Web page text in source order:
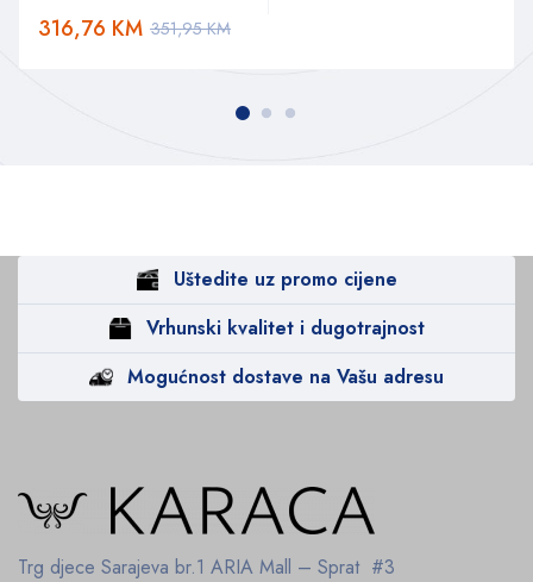
351,95KM
316,76 KM
Uštedite uz promo cijene
Vrhunski kvalitet i dugotrajnost
Mogućnost dostave na Vašu adresu
Trg djece Sarajeva br.1 ARIA Mall – Sprat #3